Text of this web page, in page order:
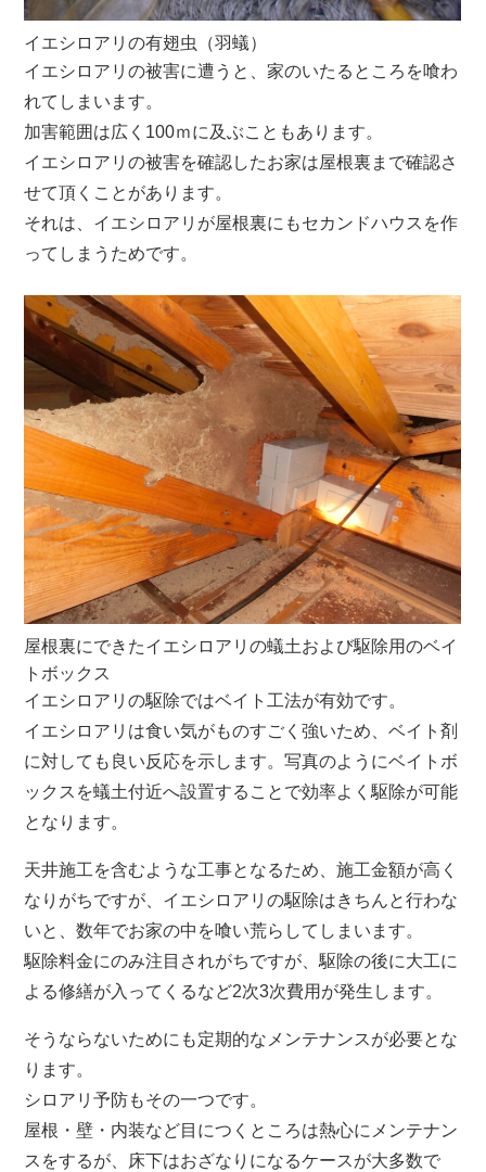
イエシロアリの有翅虫（羽蟻）
イエシロアリの被害に遭うと、家のいたるところを喰わ
れてしまいます。
加害範囲は広く100ｍに及ぶこともあります。
イエシロアリの被害を確認したお家は屋根裏まで確認さ
せて頂くことがあります。
それは、イエシロアリが屋根裏にもセカンドハウスを作
ってしまうためです。
屋根裏にできたイエシロアリの蟻土および駆除用のベイ
トボックス
イエシロアリの駆除ではベイト工法が有効です。
イエシロアリは食い気がものすごく強いため、ベイト剤
に対しても良い反応を示します。写真のようにベイトボ
ックスを蟻土付近へ設置することで効率よく駆除が可能
となります。
天井施工を含むような工事となるため、施工金額が高く
なりがちですが、イエシロアリの駆除はきちんと行わな
いと、数年でお家の中を喰い荒らしてしまいます。
駆除料金にのみ注目されがちですが、駆除の後に大工に
よる修繕が入ってくるなど2次3次費用が発生します。
そうならないためにも定期的なメンテナンスが必要とな
ります。
シロアリ予防もその一つです。
屋根・壁・内装など目につくところは熱心にメンテナン
スをするが、床下はおざなりになるケースが大多数で